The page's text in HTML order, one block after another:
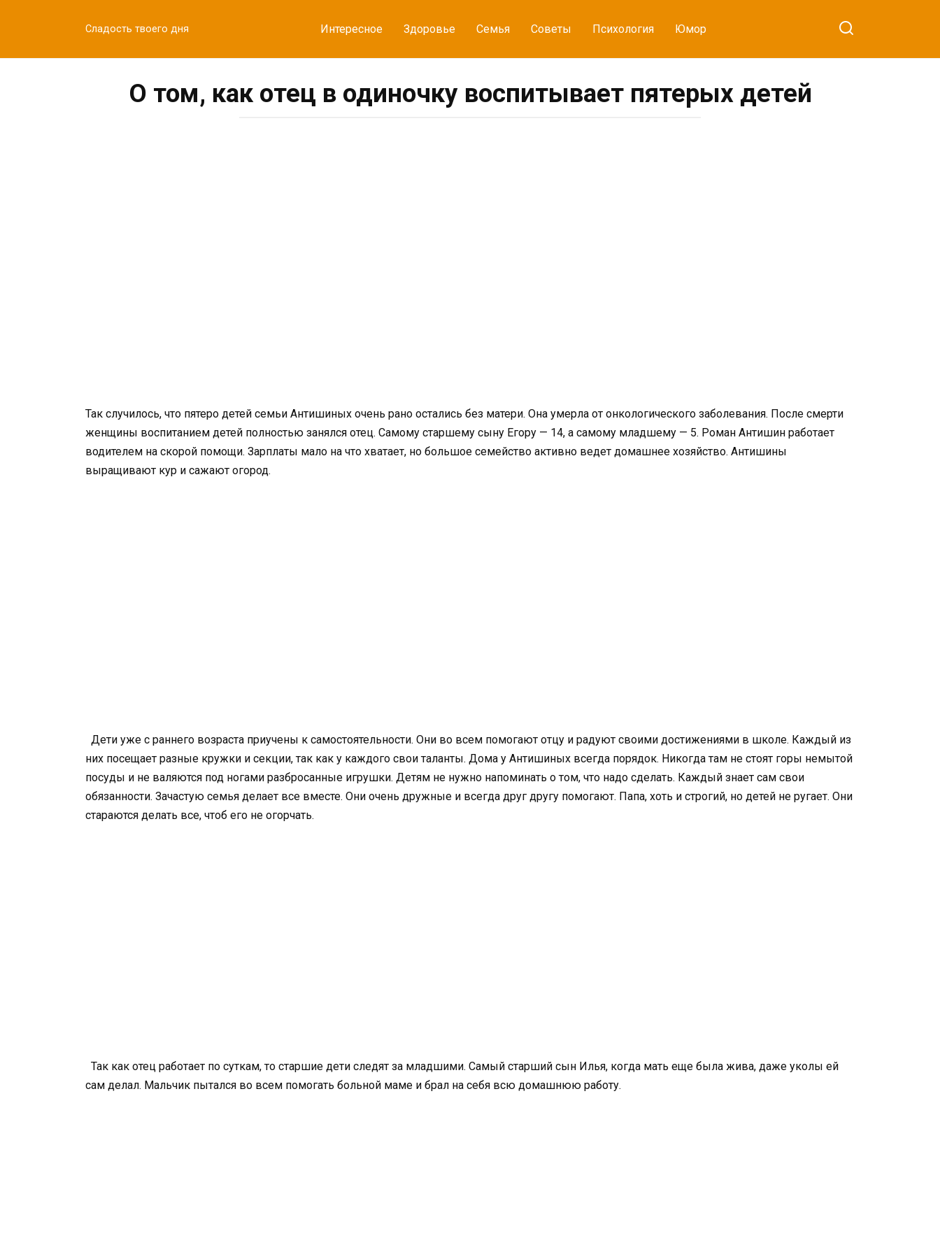
Сладость твоего дня Интересное Здоровье Семья Советы Психология Юмор
О том, как отец в одиночку воспитывает пятерых детей
Так случилось, что пятеро детей семьи Антишиных очень рано остались без матери. Она умерла от онкологического заболевания. После смерти
женщины воспитанием детей полностью занялся отец. Самому старшему сыну Егору — 14, а самому младшему — 5. Роман Антишин работает
водителем на скорой помощи. Зарплаты мало на что хватает, но большое семейство активно ведет домашнее хозяйство. Антишины
выращивают кур и сажают огород.
Дети уже с раннего возраста приучены к самостоятельности. Они во всем помогают отцу и радуют своими достижениями в школе. Каждый из
них посещает разные кружки и секции, так как у каждого свои таланты. Дома у Антишиных всегда порядок. Никогда там не стоят горы немытой
посуды и не валяются под ногами разбросанные игрушки. Детям не нужно напоминать о том, что надо сделать. Каждый знает сам свои
обязанности. Зачастую семья делает все вместе. Они очень дружные и всегда друг другу помогают. Папа, хоть и строгий, но детей не ругает. Они
стараются делать все, чтоб его не огорчать.
Так как отец работает по суткам, то старшие дети следят за младшими. Самый старший сын Илья, когда мать еще была жива, даже уколы ей
сам делал. Мальчик пытался во всем помогать больной маме и брал на себя всю домашнюю работу.